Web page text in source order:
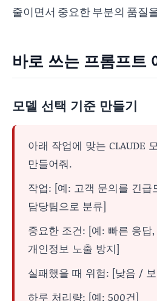
줄이면서 중요한 부분의 품질
바로 쓰는 프롬프트
모델 선택 기준 만들기
아래 작업에 맞는 CLAUDE
만들어줘.
작업: [예: 고객 문의를 긴급
담당팀으로 분류]
중요한 조건: [예: 빠른 응답
개인정보 노출 방지]
실패했을 때 위험: [낮음 /
하루 처리량: [예: 500건]